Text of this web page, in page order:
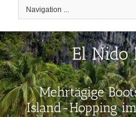
Navigation ...
El Nido
Mehrtägige
Island-Hopping